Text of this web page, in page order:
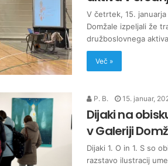
V četrtek, 15.
Domžale izpeljali že
družboslovnega
Več »
P. B. 15. januar,
Dijaki na
v Galeriji
Dijaki 1. O in 1. S so
razstavo ilustracij